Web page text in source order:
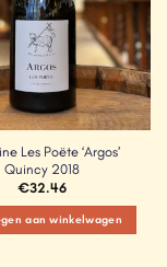
Les Poëte ‘Argos’
Quincy 2018
€32.46
aan winkelwagen